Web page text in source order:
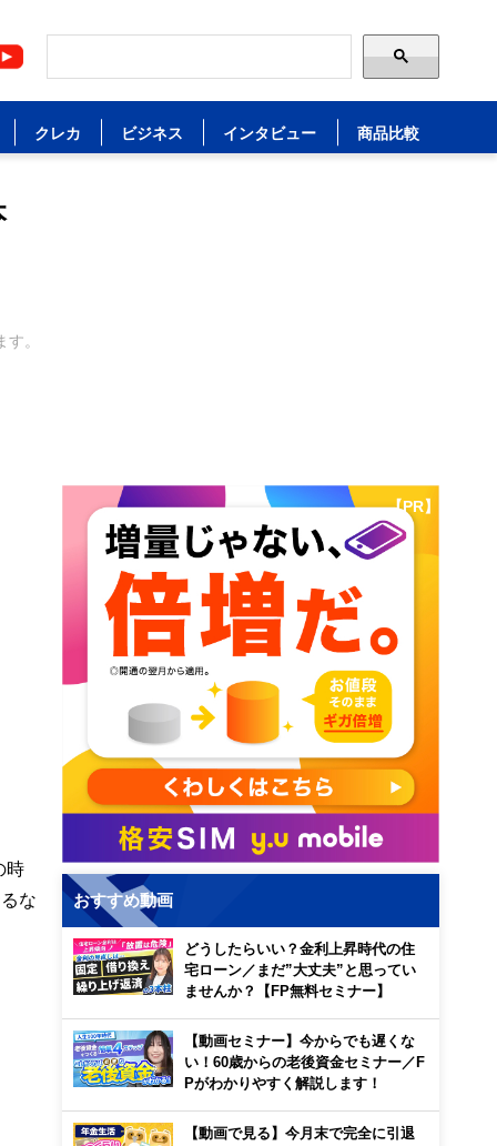
クレカ ビジネス インタビュー 商品比較
す。
時
な
【PR】
おすすめ動画
どうしたらいい？金利上昇時代の住
宅ローン／まだ”大丈夫”と思ってい
ませんか？【FP無料セミナー】
【動画セミナー】今からでも遅くな
い！60歳からの老後資金セミナー／F
Pがわかりやすく解説します！
【動画で見る】今月末で完全に引退